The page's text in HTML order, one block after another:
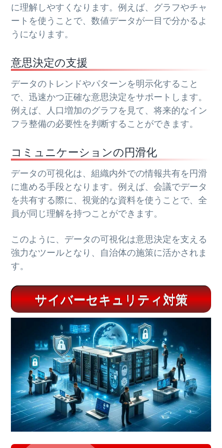
に理解しやすくなります。例えば、グラフやチャ
ートを使うことで、数値データが一目で分かるよ
うになります。
意思決定の支援
データのトレンドやパターンを明示化すること
で、迅速かつ正確な意思決定をサポートします。
例えば、人口増加のグラフを見て、将来的なイン
フラ整備の必要性を判断することができます。
コミュニケーションの円滑化
データの可視化は、組織内外での情報共有を円滑
に進める手段となります。例えば、会議でデータ
を共有する際に、視覚的な資料を使うことで、全
員が同じ理解を持つことができます。
このように、データの可視化は意思決定を支える
強力なツールとなり、自治体の施策に活かされま
す。
サイバーセキュリティ対策